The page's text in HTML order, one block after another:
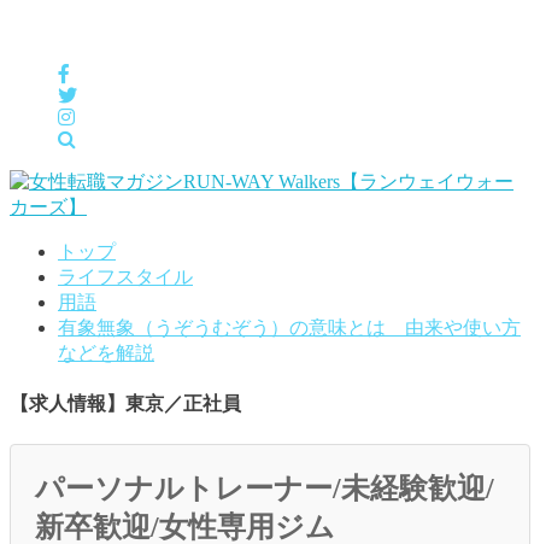
トップ
ライフスタイル
用語
有象無象（うぞうむぞう）の意味とは 由来や使い方
などを解説
【求人情報】東京／正社員
パーソナルトレーナー/未経験歓迎/
新卒歓迎/女性専用ジム